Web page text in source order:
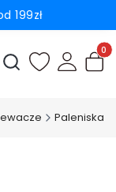
199zł
Otwórz
Paleniska